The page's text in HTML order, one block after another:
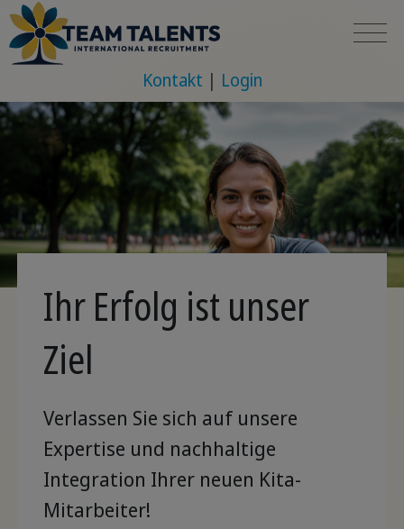
Kontakt Login
Ihr Erfolg ist unser
Ziel
Verlassen Sie sich auf unsere
Expertise und nachhaltige
Integration Ihrer neuen Kita-
Mitarbeiter!